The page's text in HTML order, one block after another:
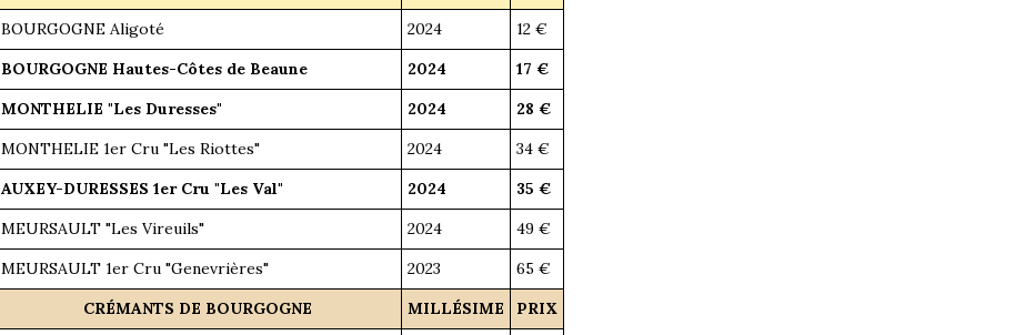
BOURGOGNE Aligoté
2024
12 €
BOURGOGNE Hautes-Côtes de Beaune
2024
17 €
MONTHELIE "Les Duresses"
2024
28 €
MONTHELIE 1er Cru "Les Riottes"
2024
34 €
AUXEY-DURESSES 1er Cru "Les Val"
2024
35 €
MEURSAULT "Les Vireuils"
2024
49 €
MEURSAULT 1er Cru "Genevrières"
2023
65 €
CRÉMANTS DE BOURGOGNE
MILLÉSIME PRIX